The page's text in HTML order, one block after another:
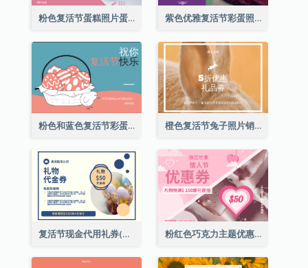
粉色复活节蛋糕照片蛋糕店礼品卡 紫色优雅复活节彩蛋照片礼品卡
粉色和蓝色复活节彩蛋销售礼品卡 橙色复活节兔子照片销售礼品卡
复活节现金代用礼券(附使用细则) 粉红色巧克力主题优惠券